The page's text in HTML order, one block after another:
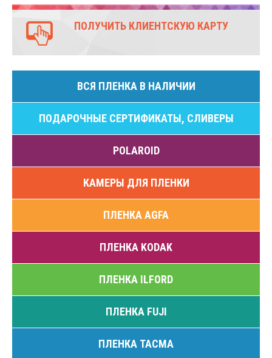
ПОЛУЧИТЬ КЛИЕНТСКУЮ КАРТУ
ВСЯ ПЛЕНКА В НАЛИЧИИ
ПОДАРОЧНЫЕ СЕРТИФИКАТЫ, СЛИВЕРЫ
POLAROID
КАМЕРЫ ДЛЯ ПЛЕНКИ
ПЛЕНКА AGFA
ПЛЕНКА KODAK
ПЛЕНКА ILFORD
ПЛЕНКА FUJI
ПЛЕНКА ТАСМА